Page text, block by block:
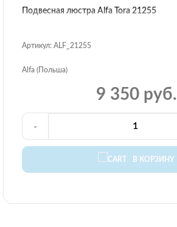
Подвесная люстра Alfa Tora 21255
Артикул: ALF_21255
Alfa (Польша)
9 350 руб.
В КОРЗИНУ
-